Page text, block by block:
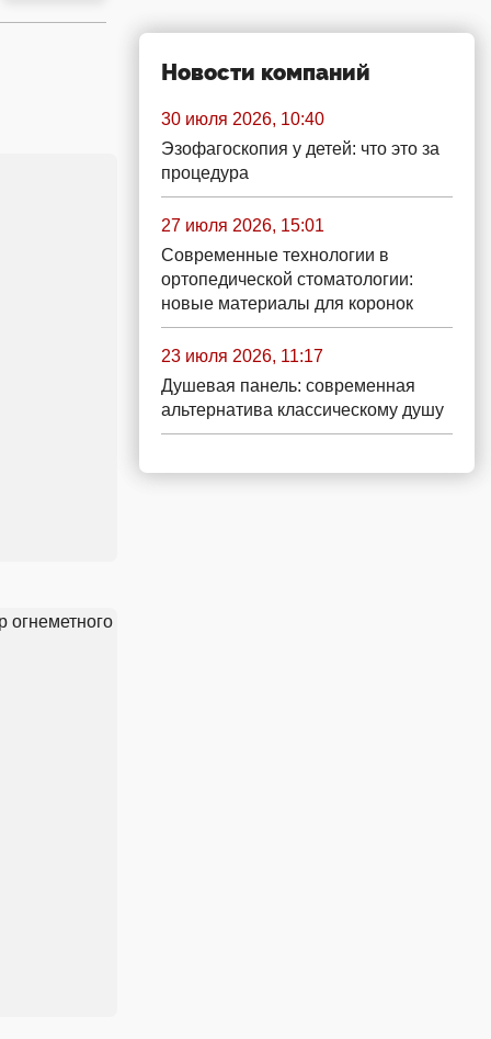
Новости компаний
30 июля 2026, 10:40
Эзофагоскопия у детей: что это за
процедура
27 июля 2026, 15:01
Современные технологии в
ортопедической стоматологии:
новые материалы для коронок
23 июля 2026, 11:17
Душевая панель: современная
альтернатива классическому душу